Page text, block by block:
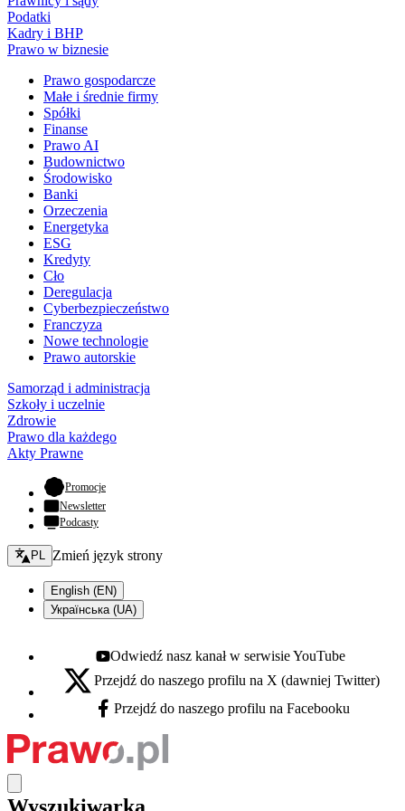
Podatki
Kadry i BHP
Prawo w biznesie
Prawo gospodarcze
Małe i średnie firmy
Spółki
Finanse
Prawo AI
Budownictwo
Środowisko
Banki
Orzeczenia
Energetyka
ESG
Kredyty
Cło
Deregulacja
Cyberbezpieczeństwo
Franczyza
Nowe technologie
Prawo autorskie
Samorząd i administracja
Szkoły i uczelnie
Zdrowie
Prawo dla każdego
Akty Prawne
Promocje- otwiera się w nowej karcie
Newsletter
Podcasty
Zmień język - bieżący:
PL Zmień język strony
English (EN)
Українська (UA)
Youtube - otwiera się w nowej karcie
Odwiedź nasz kanał w serwisie YouTube
X - otwiera się w nowej karcie
Przejdź do naszego profilu na X (dawniej Twitter)
Facebook - otwiera się w nowej karcie
Przejdź do naszego profilu na Facebooku